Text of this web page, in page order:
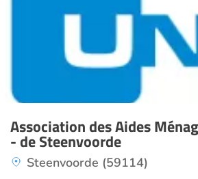
Association des Aides
- de Steenvoorde
Steenvoorde (59114)